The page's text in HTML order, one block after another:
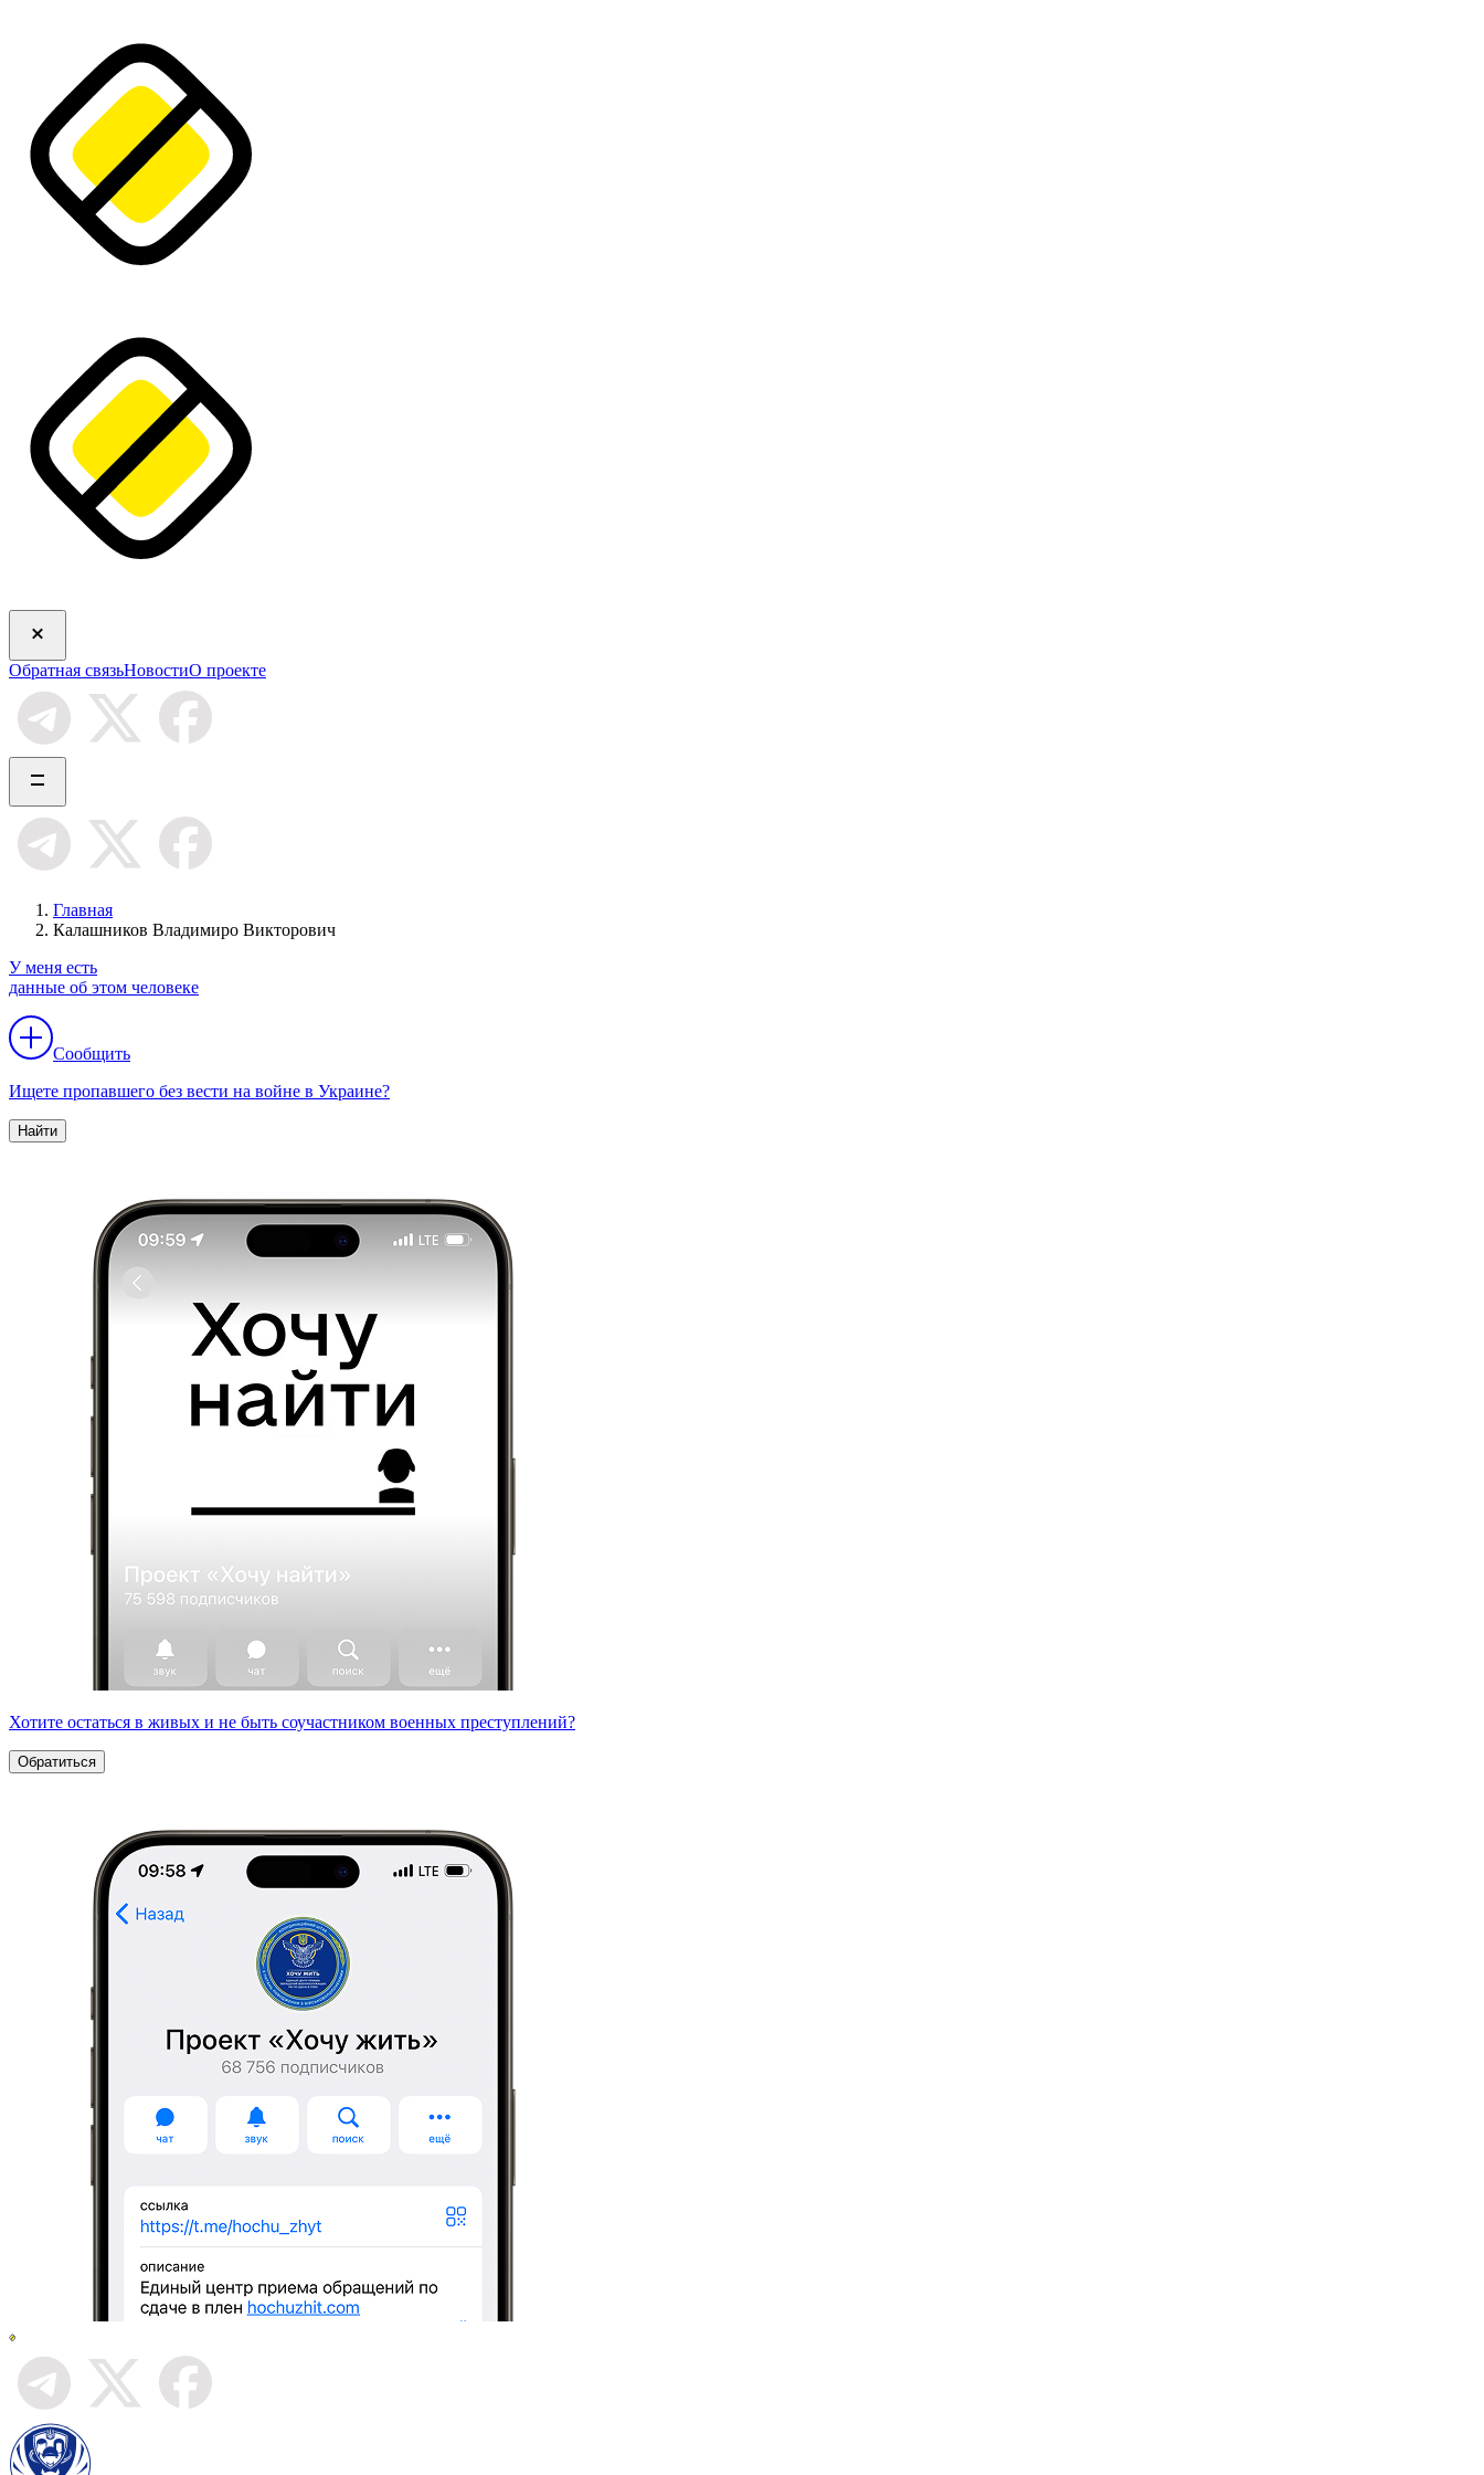
Обратная связьНовостиО проекте
Главная
Калашников Владимиро Викторович
У меня есть
данные об этом человеке
Сообщить
Ищете пропавшего без вести на войне в Украине?
Найти
Хотите остаться в живых и не быть соучастником военных преступлений?
Обратиться